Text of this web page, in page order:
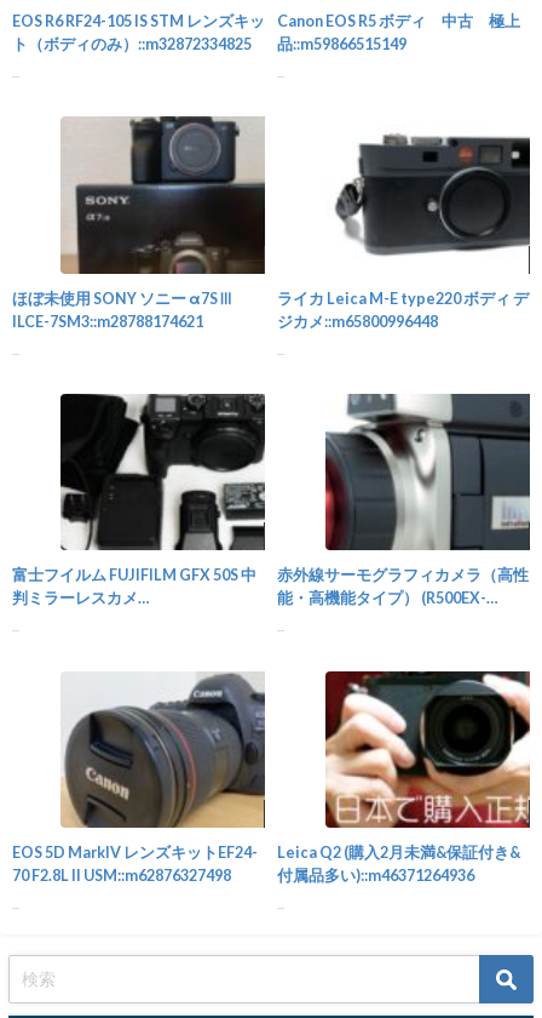
EOS R6 RF24-105 IS STM レンズキッ
ト（ボディのみ）::m32872334825
Canon EOS R5 ボディ 中古 極上
品::m59866515149
ほぼ未使用 SONY ソニー α7SⅢ
ILCE-7SM3::m28788174621
ライカ Leica M-E type220 ボディ デ
ジカメ::m65800996448
富士フイルム FUJIFILM GFX 50S 中
判ミラーレスカメ
赤外線サーモグラフィカメラ（高性
能・高機能タイプ） (R500EX-
EOS 5D MarkIV レンズキットEF24-
70 F2.8L II USM::m62876327498
Leica Q2 (購入2月未満&保証付き&
付属品多い)::m46371264936